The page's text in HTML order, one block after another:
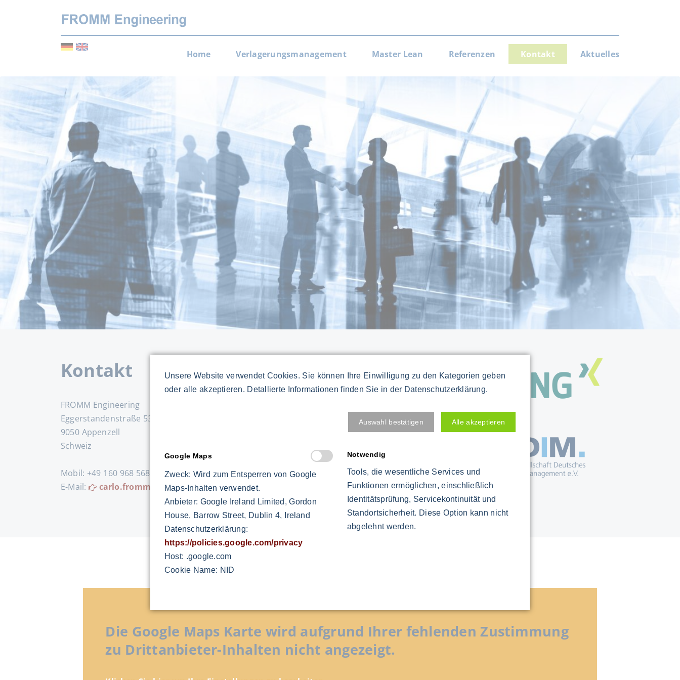
Navigation
überspringen
Home Verlagerungsmanagement Master Lean Referenzen Kontakt Aktuelles
Kontakt
FROMM Engineering
Eggerstandenstraße 53
9050 Appenzell
Schweiz
Mobil: +49 160 968 568 97
E-Mail:
carlo.fromm@cfromm.com
XING!
DDIM.
Die Google Maps Karte wird aufgrund Ihrer fehlenden Zustimmung
zu Drittanbieter-Inhalten nicht angezeigt.
Unsere Website verwendet Cookies. Sie können Ihre Einwilligung zu den Kategorien geben
oder alle akzeptieren. Detallierte Informationen finden Sie in der Datenschutzerklärung.
Auswahl bestätigen Alle akzeptieren
Google Maps
Zweck: Wird zum Entsperren von Google
Maps-Inhalten verwendet.
Anbieter: Google Ireland Limited, Gordon
House, Barrow Street, Dublin 4, Ireland
Datenschutzerklärung:
https://policies.google.com/privacy
Host: .google.com
Cookie Name: NID
Notwendig
Tools, die wesentliche Services und
Funktionen ermöglichen, einschließlich
Identitätsprüfung, Servicekontinuität und
Standortsicherheit. Diese Option kann nicht
abgelehnt werden.